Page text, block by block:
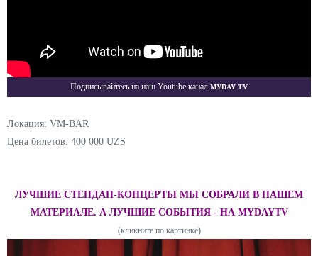
Подписывайтесь на наш Youtube канал Myday TV
Локация: VM-BAR
Цена билетов: 400 000 UZS
ЛУЧШИЕ СТЕНДАП-КОНЦЕРТЫ МЫ СОБРАЛИ В НАШЕМ
МАТЕРИАЛЕ. А ЛУЧШИЕ СОБЫТИЯ - НА MYDAYTV
(кликните по картинке)